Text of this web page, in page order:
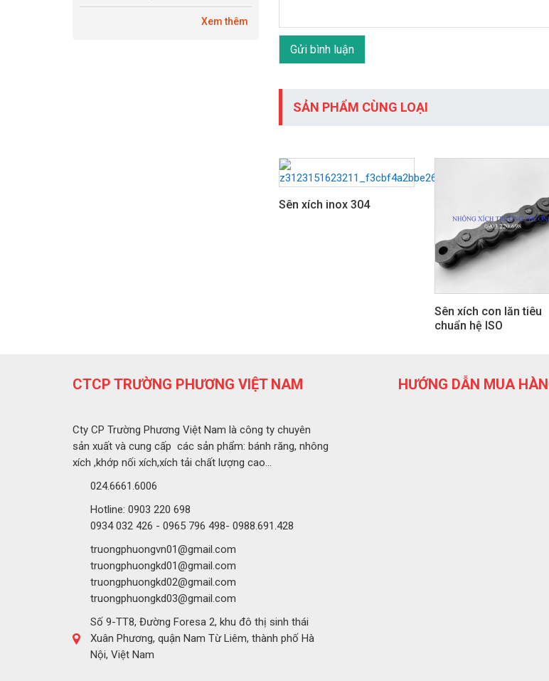
SẢN PHẨM CÙNG LOẠI
Sên xích inox 304
Sên xích con lăn tiêu
chuẩn hệ ISO
Xem thêm
CTCP TRƯỜNG PHƯƠNG VIỆT NAM
Cty CP Trường Phương Việt Nam là công ty chuyên
sản xuất và cung cấp các sản phẩm: bánh răng, nhông
xích ,khớp nối xích,xích tải chất lượng cao...
024.6661.6006
Hotline: 0903 220 698
0934 032 426 - 0965 796 498- 0988.691.428
truongphuongvn01@gmail.com
truongphuongkd01@gmail.com
truongphuongkd02@gmail.com
truongphuongkd03@gmail.com
Số 9-TT8, Đường Foresa 2, khu đô thị sinh thái
Xuân Phương, quận Nam Từ Liêm, thành phố Hà
Nội, Việt Nam
HƯỚNG DẪN MUA